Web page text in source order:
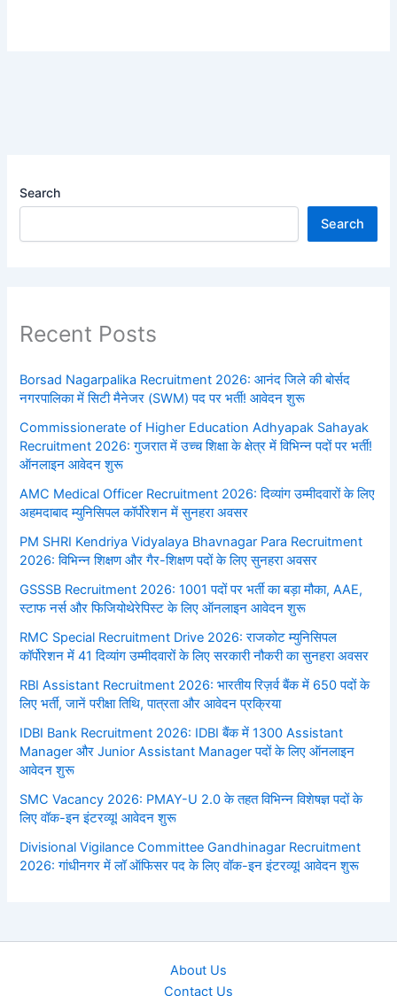
Search
Search
Recent Posts
Borsad Nagarpalika Recruitment 2026: आनंद जिले की बोर्सद
नगरपालिका में सिटी मैनेजर (SWM) पद पर भर्ती! आवेदन शुरू
Commissionerate of Higher Education Adhyapak Sahayak
Recruitment 2026: गुजरात में उच्च शिक्षा के क्षेत्र में विभिन्न पदों पर भर्ती!
ऑनलाइन आवेदन शुरू
AMC Medical Officer Recruitment 2026: दिव्यांग उम्मीदवारों के लिए
अहमदाबाद म्युनिसिपल कॉर्पोरेशन में सुनहरा अवसर
PM SHRI Kendriya Vidyalaya Bhavnagar Para Recruitment
2026: विभिन्न शिक्षण और गैर-शिक्षण पदों के लिए सुनहरा अवसर
GSSSB Recruitment 2026: 1001 पदों पर भर्ती का बड़ा मौका, AAE,
स्टाफ नर्स और फिजियोथेरेपिस्ट के लिए ऑनलाइन आवेदन शुरू
RMC Special Recruitment Drive 2026: राजकोट म्युनिसिपल
कॉर्पोरेशन में 41 दिव्यांग उम्मीदवारों के लिए सरकारी नौकरी का सुनहरा अवसर
RBI Assistant Recruitment 2026: भारतीय रिज़र्व बैंक में 650 पदों के
लिए भर्ती, जानें परीक्षा तिथि, पात्रता और आवेदन प्रक्रिया
IDBI Bank Recruitment 2026: IDBI बैंक में 1300 Assistant
Manager और Junior Assistant Manager पदों के लिए ऑनलाइन
आवेदन शुरू
SMC Vacancy 2026: PMAY-U 2.0 के तहत विभिन्न विशेषज्ञ पदों के
लिए वॉक-इन इंटरव्यू! आवेदन शुरू
Divisional Vigilance Committee Gandhinagar Recruitment
2026: गांधीनगर में लॉ ऑफिसर पद के लिए वॉक-इन इंटरव्यू! आवेदन शुरू
About Us
Contact Us